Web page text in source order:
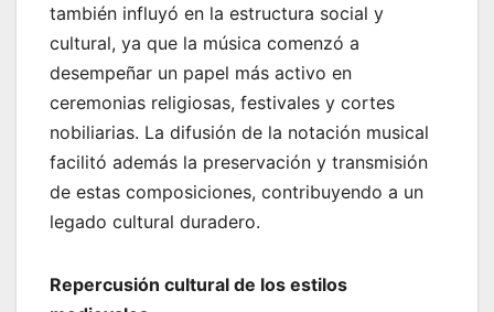
también influyó en la estructura social y
cultural, ya que la música comenzó a
desempeñar un papel más activo en
ceremonias religiosas, festivales y cortes
nobiliarias. La difusión de la notación musical
facilitó además la preservación y transmisión
de estas composiciones, contribuyendo a un
legado cultural duradero.
Repercusión cultural de los estilos